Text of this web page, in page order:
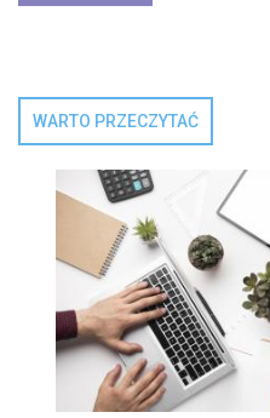
WARTO PRZECZYTAĆ